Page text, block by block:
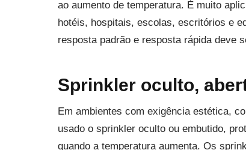
ao aumento de temperatura. É muito
hotéis, hospitais, escolas, escritórios e
resposta padrão e resposta rápida deve
Sprinkler oculto,
Em ambientes com exigência estética,
usado o sprinkler oculto ou embutido,
quando a temperatura aumenta. Os